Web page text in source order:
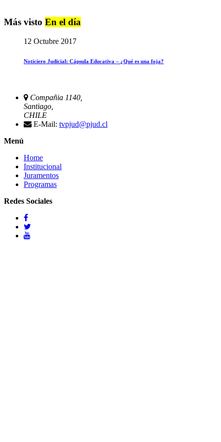
Más visto En el día
12 Octubre 2017
Noticiero Judicial: Cápsula Educativa – ¿Qué es una foja?
Compañia 1140,
Santiago,
CHILE
E-Mail: tvpjud@pjud.cl
Menú
Home
Institucional
Juramentos
Programas
Redes Sociales